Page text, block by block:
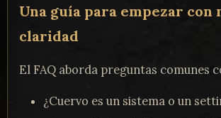
Una guía para empezar con
claridad
El FAQ aborda preguntas comunes
¿Cuervo es un sistema o un